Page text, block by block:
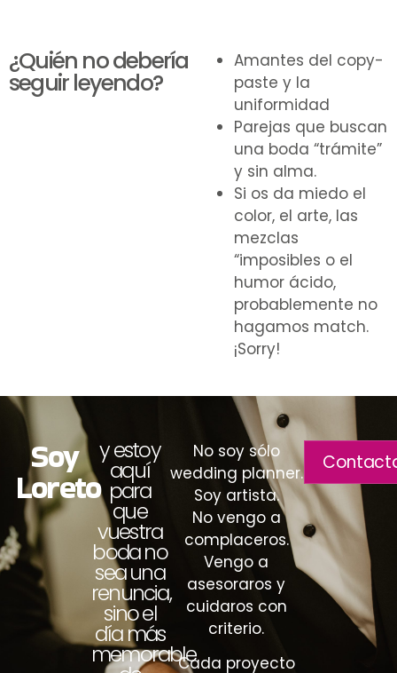
¿Quién no debería
seguir leyendo?
Amantes del copy-
paste y la
uniformidad
Parejas que buscan
una boda “trámite”
y sin alma.
Si os da miedo el
color, el arte, las
mezclas
“imposibles o el
humor ácido,
probablemente no
hagamos match.
¡Sorry!
Soy
Loreto
y estoy
aquí
para
que
vuestra
boda no
sea una
renuncia,
sino el
día más
memorable
No soy sólo
wedding planner.
Soy artista.
No vengo a
complaceros.
Vengo a
asesoraros y
cuidaros con
criterio.
Cada proyecto